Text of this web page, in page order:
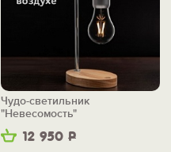
12 950 Р
Чудо-светильник
"Невесомость"